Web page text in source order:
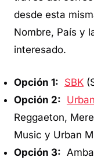
desde esta
Nombre, País y
interesado.
Opción 1: SBK
Opción 2:
Reggaeton,
Music y Urban
Opción 3: